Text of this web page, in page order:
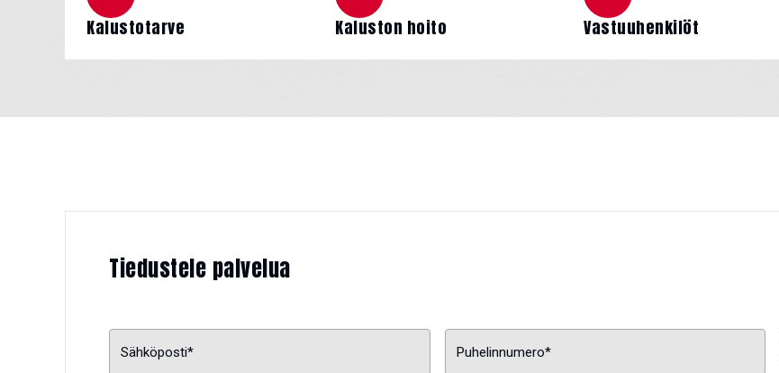
Kalustotarve Kaluston hoito Vastuuhenkilöt
Tiedustele palvelua